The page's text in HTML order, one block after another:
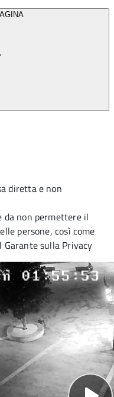
diretta e non
da non permettere il
persone, così come
sulla Privacy